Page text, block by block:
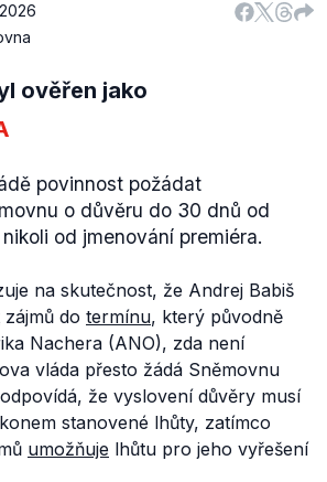
ověřen jako
povinnost požádat
o důvěru do 30 dnů od
od jmenování premiéra.
na skutečnost, že Andrej Babiš
zájmů do termínu, který původně
Nachera (ANO), zda není
vláda přesto žádá Sněmovnu
že vyslovení důvěry musí
stanovené lhůty, zatímco
umožňuje lhůtu pro jeho vyřešení